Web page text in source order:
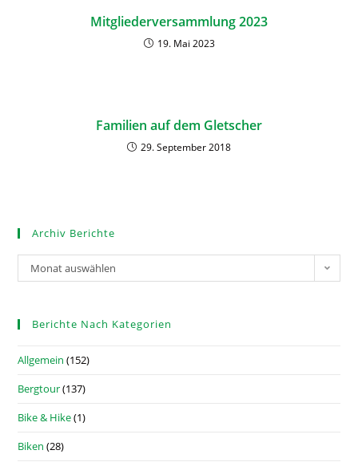
Mitgliederversammlung 2023
19. Mai 2023
Familien auf dem Gletscher
29. September 2018
Archiv Berichte
Monat auswählen
Berichte Nach Kategorien
Allgemein (152)
Bergtour(137)
Bike & Hike(1)
Biken (28)